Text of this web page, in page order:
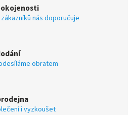
nás doporučuje
obratem
i vyzkoušet